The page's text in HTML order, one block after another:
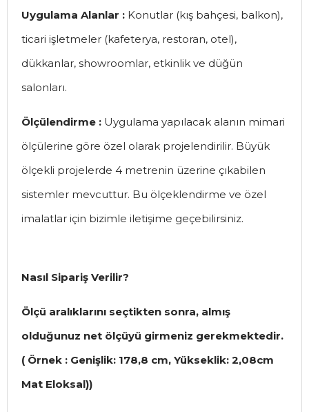
Uygulama Alanlar : Konutlar (kış bahçesi, balkon),
ticari işletmeler (kafeterya, restoran, otel),
dükkanlar, showroomlar, etkinlik ve düğün
salonları.
Ölçülendirme : Uygulama yapılacak alanın mimari
ölçülerine göre özel olarak projelendirilir. Büyük
ölçekli projelerde 4 metrenin üzerine çıkabilen
sistemler mevcuttur. Bu ölçeklendirme ve özel
imalatlar için bizimle iletişime geçebilirsiniz.
Nasıl Sipariş Verilir?
Ölçü aralıklarını seçtikten sonra, almış
olduğunuz net ölçüyü girmeniz gerekmektedir.
( Örnek : Genişlik: 178,8 cm, Yükseklik: 2,08cm
Mat Eloksal))